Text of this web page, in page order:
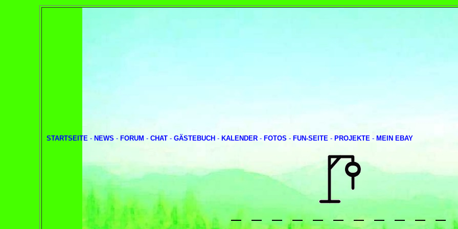
STARTSEITE - NEWS - FORUM - CHAT - GÄSTEBUCH - KALENDER - FOTOS - FUN-SEITE - PROJEKTE - MEIN EBAY